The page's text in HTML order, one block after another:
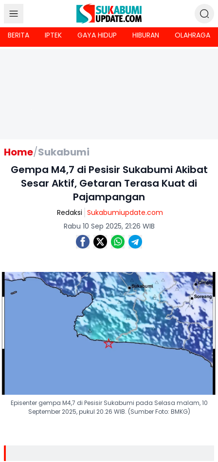
BERITA IPTEK GAYA HIDUP HIBURAN OLAHRAGA
Home/Sukabumi
Gempa M4,7 di Pesisir Sukabumi Akibat
Sesar Aktif, Getaran Terasa Kuat di
Pajampangan
Redaksi Sukabumiupdate.com
Rabu 10 Sep 2025, 21:26 WIB
Episenter gempa M4,7 di Pesisir Sukabumi pada Selasa malam, 10
September 2025, pukul 20.26 WIB. (Sumber Foto: BMKG)